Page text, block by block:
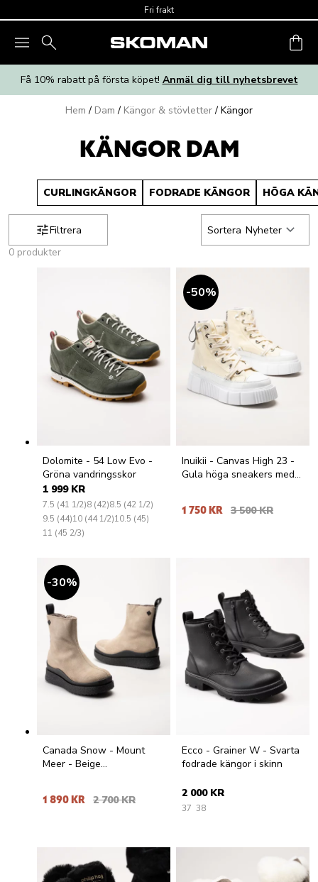
Fri frakt
Få 10% rabatt på första köpet! Anmäl dig till nyhetsbrevet
Hem / Dam / Kängor & stövletter / Kängor
KÄNGOR DAM
CURLINGKÄNGOR FODRADE KÄNGOR HÖGA
Filtrera Sortera Nyheter
0 produkter
Dolomite - 54 Low Evo -
Gröna vandringsskor
1 999 KR
7.5 (41 1/2)8 (42)8.5 (42 1/2)
9.5 (44)10 (44 1/2)10.5 (45)
11 (45 2/3)
50%
Inuikii - Canvas High 23 -
Gula höga sneakers med
1 750 KR 3 500 KR
30%
Canada Snow - Mount
Meer - Beige
1 890 KR 2 700 KR
Ecco - Grainer W - Svarta
fodrade kängor i skinn
2 000 KR
37 38